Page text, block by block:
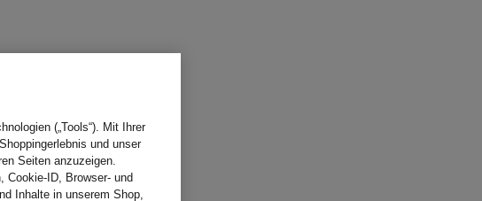
(„Tools“). Mit Ihrer
und unser
Seiten anzuzeigen.
Cookie-ID, Browser- und
Inhalte in unserem Shop,